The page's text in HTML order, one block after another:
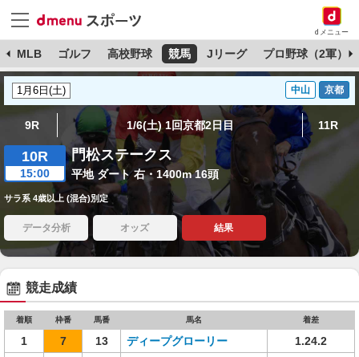
dメニュー
MLB ゴルフ 高校野球 競馬 Jリーグ プロ野球（2軍）
中山 京都
9R 1/6(土) 1回京都2日目 11R
10R
15:00
門松ステークス
平地 ダート 右・1400m 16頭
サラ系 4歳以上 (混合)別定
データ分析 オッズ 結果
競走成績
着順 枠番 馬番 馬名 着差
1 7 13 ディープグローリー
1.24.2